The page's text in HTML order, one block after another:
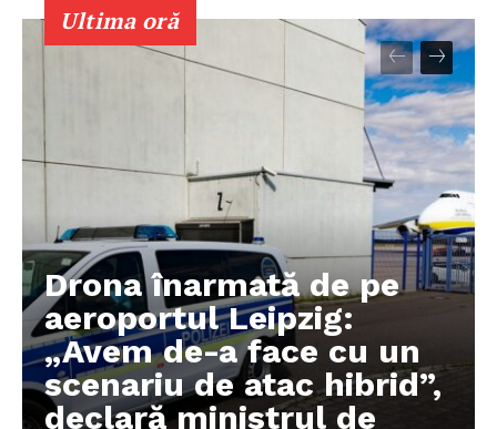
Ultima oră
Drona înarmată de pe
aeroportul Leipzig:
„Avem de-a face cu un
scenariu de atac hibrid”,
declară ministrul de